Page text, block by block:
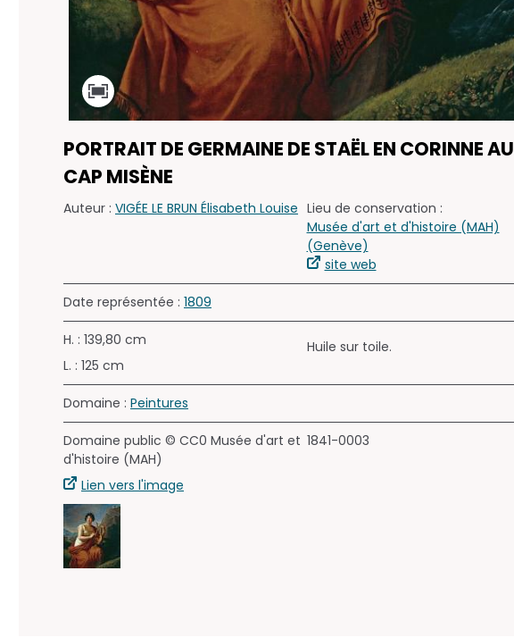
PORTRAIT DE GERMAINE DE STAËL EN CORINNE AU
CAP MISÈNE
Auteur : VIGÉE LE BRUN Élisabeth Louise Lieu de conservation :
Musée d'art et d'histoire (MAH)
(Genève)
site web
Date représentée : 1809
H. : 139,80 cm
L. : 125 cm
Huile sur toile.
Domaine : Peintures
Domaine public © CC0 Musée d'art et
d'histoire (MAH)
Lien vers l'image
1841-0003